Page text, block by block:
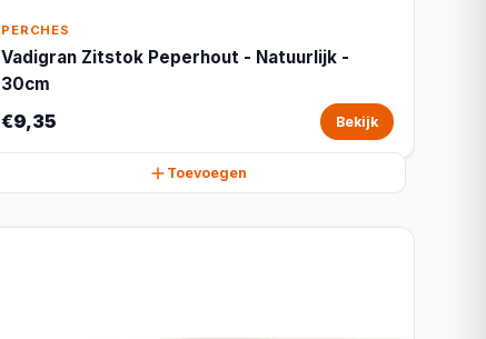
PERCHES
Vadigran Zitstok Peperhout - Natuurlijk -
30cm
€9,35 Bekijk
Toevoegen